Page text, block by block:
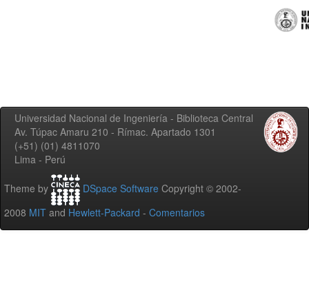
Universidad Nacional de Ingeniería - Biblioteca Central
Av. Túpac Amaru 210 - Rímac. Apartado 1301
(+51) (01) 4811070
Lima - Perú
Theme by DSpace Software Copyright © 2002-
2008 MIT and Hewlett-Packard - Comentarios